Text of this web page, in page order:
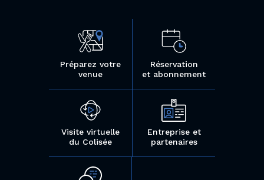
Préparez votre
venue
Réservation
et abonnement
Visite virtuelle
du Colisée
Entreprise et
partenaires